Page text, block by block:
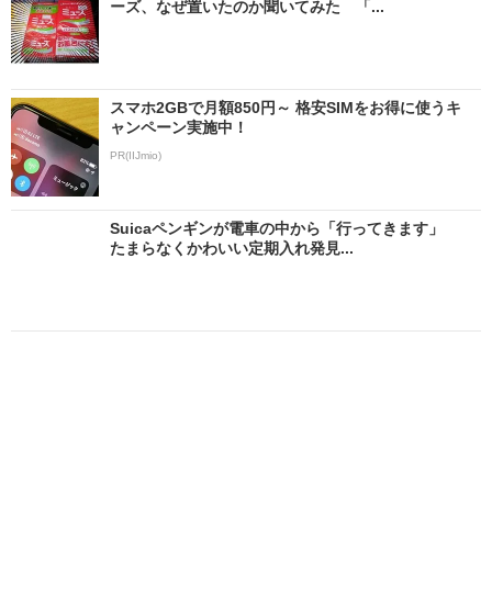
ーズ、なぜ置いたのか聞いてみた 「...
スマホ2GBで月額850円～ 格安SIMをお得に使うキ
ャンペーン実施中！
PR(IIJmio)
Suicaペンギンが電車の中から「行ってきます」
たまらなくかわいい定期入れ発見...